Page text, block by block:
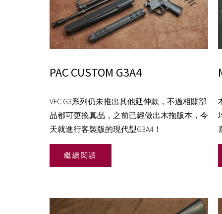
PAC CUSTOM G3A4
VFC G3系列仍未推出其他延伸款，不過相關部
品都可更換真品，之前已經做出木拖版本，今
天就進行客製版的現代型G3A4！
繼續閱讀